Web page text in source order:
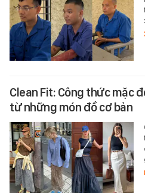
Clean Fit: Công thức mặc
từ những món đồ cơ bản